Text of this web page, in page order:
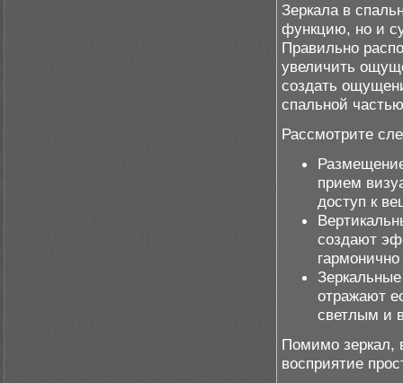
Зеркала в
функцию, но и
Правильно
увеличить
создать
спальной
Рассмотрите
прием
доступ к
создают
отражают
светлым и
Помимо зеркал,
восприятие